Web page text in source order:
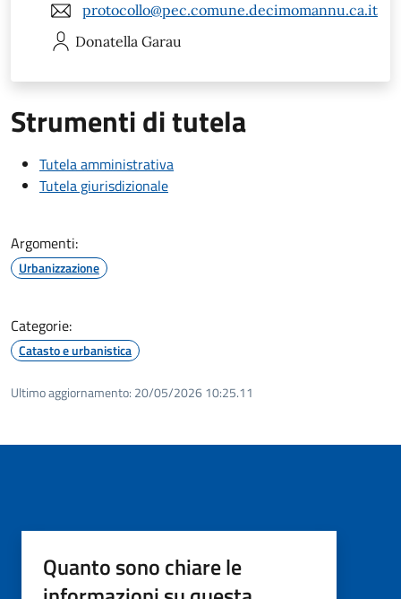
protocollo@pec.comune.decimomannu.ca.it
Donatella Garau
Strumenti di tutela
Tutela amministrativa
Tutela giurisdizionale
Argomenti:
Urbanizzazione
Categorie:
Catasto e urbanistica
Ultimo aggiornamento: 20/05/2026 10:25.11
Quanto sono chiare le